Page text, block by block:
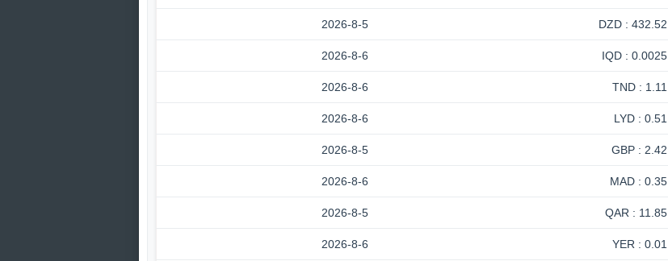
432.52 : DZD
2026-8-5
0.0025 : IQD
2026-8-6
1.11 : TND
2026-8-6
0.51 : LYD
2026-8-6
2.42 : GBP
2026-8-5
0.35 : MAD
2026-8-6
11.85 : QAR
2026-8-5
0.01 : YER
2026-8-6